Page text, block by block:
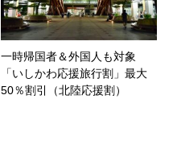
一時帰国者＆外国人も対象
「いしかわ応援旅行割」最大
50％割引（北陸応援割）